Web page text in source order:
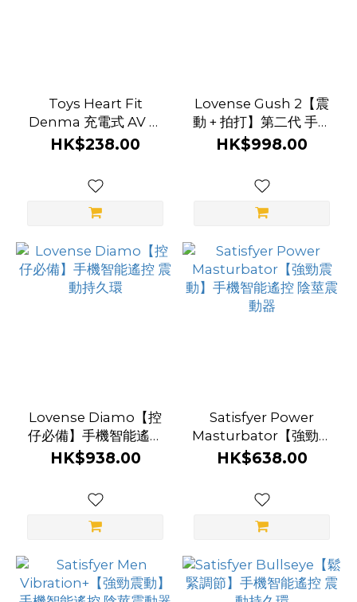
Toys Heart Fit
Denma 充電式 AV 震
動棒
HK$238.00
Lovense Gush 2【震
動 + 拍打】第二代 手機
智能遙控 陰莖震動器
HK$998.00
Lovense Diamo【控
仔必備】手機智能遙控
震動持久環
HK$938.00
Satisfyer Power
Masturbator【強勁震
動】手機智能遙控 陰莖
HK$638.00